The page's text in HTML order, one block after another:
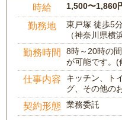
時給 1,500〜1,860
勤務地
東戸塚 徒歩5
（神奈川県横
勤務時間
8時～20時の
が可能です。(
仕事内容
キッチン、ト
グ、その他の
契約形態 業務委託